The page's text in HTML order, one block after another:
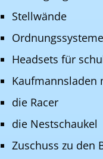
Stellwände
Ordnungssysteme
Headsets für
Kaufmannsladen
die Racer
die Nestschaukel
Zuschuss zu den